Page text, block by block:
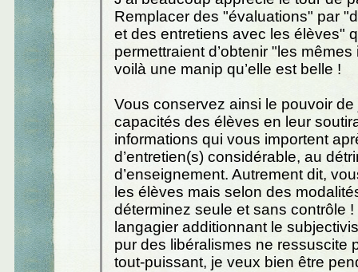
Remplacer des "évaluations" par
et des entretiens avec les élèves"
permettraient d’obtenir "les
voilà une manip qu’elle est belle !
Vous conservez ainsi le pouvoir de
capacités des élèves en leur
informations qui vous importent
d’entretien(s) considérable, au
d’enseignement. Autrement dit,
les élèves mais selon des
déterminez seule et sans contrôle
langagier additionnant le
pur des libéralismes ne ressuscite
tout-puissant, je veux bien être